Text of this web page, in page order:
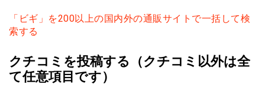
「ビギ」を200以上の国内外の通販サイトで一括して検
索する
クチコミを投稿する（クチコミ以外は全
て任意項目です）